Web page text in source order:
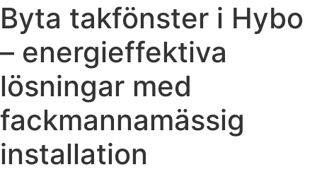
Byta takfönster i Hybo
– energieffektiva
lösningar med
fackmannamässig
installation